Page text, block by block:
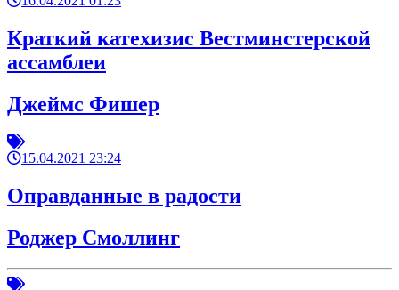
Краткий катехизис Вестминстерской
ассамблеи
Джеймс Фишер
15.04.2021 23:24
Оправданные в радости
Роджер Смоллинг